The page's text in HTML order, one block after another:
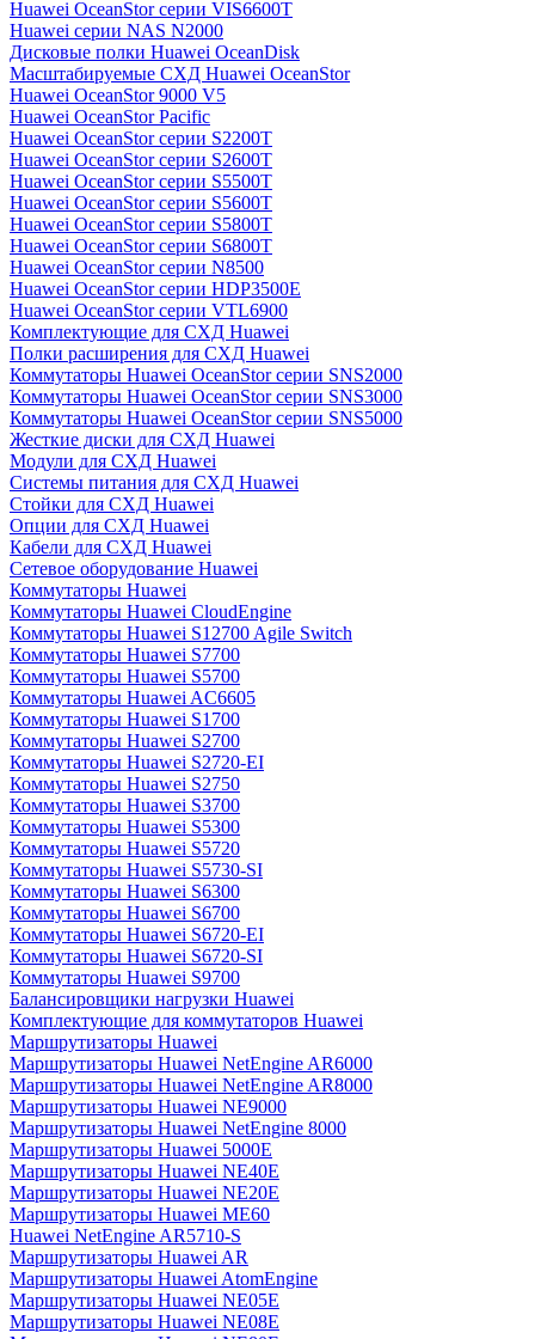
Huawei OceanStor серии VIS6600T
Huawei серии NAS N2000
Дисковые полки Huawei OceanDisk
Масштабируемые СХД Huawei OceanStor
Huawei OceanStor 9000 V5
Huawei OceanStor Pacific
Huawei OceanStor серии S2200T
Huawei OceanStor серии S2600T
Huawei OceanStor серии S5500T
Huawei OceanStor серии S5600T
Huawei OceanStor серии S5800T
Huawei OceanStor серии S6800T
Huawei OceanStor серии N8500
Huawei OceanStor серии HDP3500E
Huawei OceanStor серии VTL6900
Комплектующие для СХД Huawei
Полки расширения для СХД Huawei
Коммутаторы Huawei OceanStor серии SNS2000
Коммутаторы Huawei OceanStor серии SNS3000
Коммутаторы Huawei OceanStor серии SNS5000
Жесткие диски для СХД Huawei
Модули для СХД Huawei
Системы питания для СХД Huawei
Стойки для СХД Huawei
Опции для СХД Huawei
Кабели для СХД Huawei
Сетевое оборудование Huawei
Коммутаторы Huawei
Коммутаторы Huawei CloudEngine
Коммутаторы Huawei S12700 Agile Switch
Коммутаторы Huawei S7700
Коммутаторы Huawei S5700
Коммутаторы Huawei AC6605
Коммутаторы Huawei S1700
Коммутаторы Huawei S2700
Коммутаторы Huawei S2720-EI
Коммутаторы Huawei S2750
Коммутаторы Huawei S3700
Коммутаторы Huawei S5300
Коммутаторы Huawei S5720
Коммутаторы Huawei S5730-SI
Коммутаторы Huawei S6300
Коммутаторы Huawei S6700
Коммутаторы Huawei S6720-EI
Коммутаторы Huawei S6720-SI
Коммутаторы Huawei S9700
Балансировщики нагрузки Huawei
Комплектующие для коммутаторов Huawei
Маршрутизаторы Huawei
Маршрутизаторы Huawei NetEngine AR6000
Маршрутизаторы Huawei NetEngine AR8000
Маршрутизаторы Huawei NE9000
Маршрутизаторы Huawei NetEngine 8000
Маршрутизаторы Huawei 5000E
Маршрутизаторы Huawei NE40E
Маршрутизаторы Huawei NE20E
Маршрутизаторы Huawei ME60
Huawei NetEngine AR5710-S
Маршрутизаторы Huawei AR
Маршрутизаторы Huawei AtomEngine
Маршрутизаторы Huawei NE05E
Маршрутизаторы Huawei NE08E